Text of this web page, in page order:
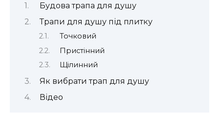
Будова трапа для душу
Трапи для душу під плитку
Точковий
Пристінний
Щілинний
Як вибрати трап для душу
Відео